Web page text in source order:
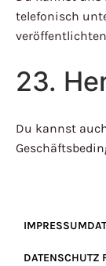
telefonisch
23.
Du kannst
IMPRESSUM
DATENSCHUTZ